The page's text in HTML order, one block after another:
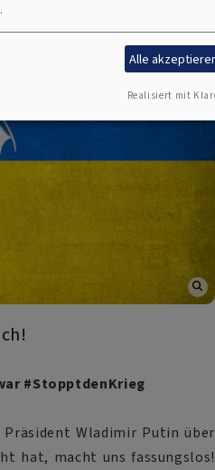
#StopptdenKrieg
Präsident Wladimir Putin über
hat, macht uns fassungslos!
Alle
Realisiert mit